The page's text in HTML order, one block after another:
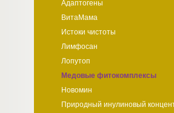
Адаптогены
ВитаМама
Истоки чистоты
Лимфосан
Лопутоп
Медовые фитокомплексы
Новомин
Природный инулиновый